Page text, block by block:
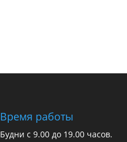
Время работы
Будни с 9.00 до 19.00 часов.